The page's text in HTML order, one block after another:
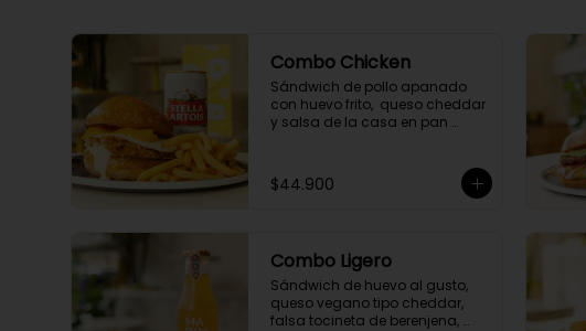
Combo Chicken
Sándwich de pollo apanado
con huevo frito,  queso cheddar
y salsa de la casa en pan
$44.900
Combo Ligero
Sándwich de huevo al gusto,
queso vegano tipo cheddar,
falsa tocineta de berenjena,